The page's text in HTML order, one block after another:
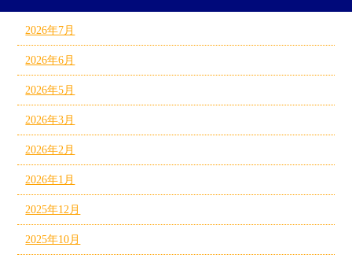
2026年7月
2026年6月
2026年5月
2026年3月
2026年2月
2026年1月
2025年12月
2025年10月